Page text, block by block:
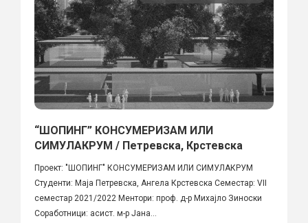
“ШОПИНГ” КОНСУМЕРИЗАМ ИЛИ
СИМУЛАКРУМ / Петревска, Крстевска
Проект: "ШОПИНГ" КОНСУМЕРИЗАМ ИЛИ СИМУЛАКРУМ
Студенти: Маја Петревска, Ангела Крстевска Семестар: VII
семестар 2021/2022 Ментори: проф. д-р Михајло Зиноски
Соработници: асист. м-р Јана...